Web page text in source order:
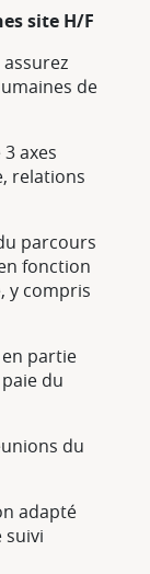
site H/F
de
axes
relations
parcours
fonction
y compris
partie
du
du
adapté
suivi